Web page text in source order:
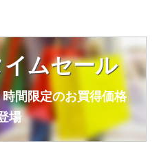
ムセール
間限定のお買得価格
場